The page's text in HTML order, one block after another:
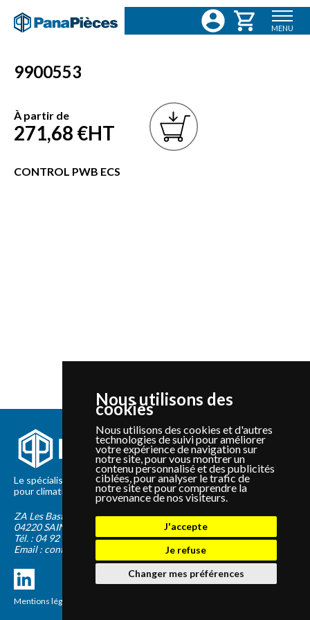
Nous utilisons des
cookies
Nous utilisons des cookies et d'autres
technologies de suivi pour améliorer
votre expérience de navigation sur
notre site, pour vous montrer un
contenu personnalisé et des publicités
ciblées, pour analyser le trafic de
notre site et pour comprendre la
provenance de nos visiteurs.
J'accepte
Je refuse
Changer mes préférences
MENU
9900553
À partir de
271,68 €HT
CONTROL PWB ECS
Le spécialiste depuis 2012 de la vente de pièces détachées
pour climatisation et Pompe à Chaleur Panasonic et Sanyo
ZA Les Bastides Blanches
04220 SAINTE-TULLE
Tél. : 04 92 75 89 55
Email : contact@panapieces.com
Mentions légales